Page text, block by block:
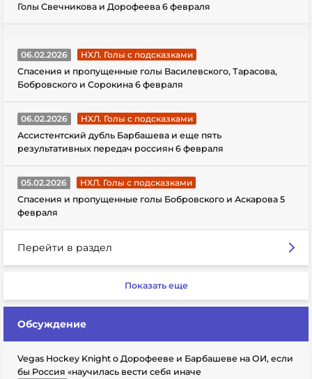
Голы Свечникова и Дорофеева 6 февраля
06.02.2026
НХЛ. Голы с подсказками
Спасения и пропущенные голы Василевского, Тарасова,
Бобровского и Сорокина 6 февраля
06.02.2026
НХЛ. Голы с подсказками
Ассистентский дубль Барбашева и еще пять
результативных передач россиян 6 февраля
05.02.2026
НХЛ. Голы с подсказками
Спасения и пропущенные голы Бобровского и Аскарова 5
февраля
Перейти в раздел
Показать еще
Обсуждение
Vegas Hockey Knight о Дорофееве и Барбашеве на ОИ, если
бы Россия «научилась вести себя иначе